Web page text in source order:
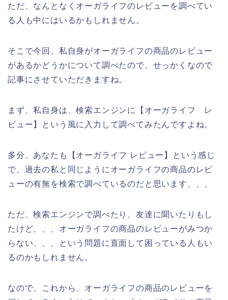
ただ、なんとなくオーガライフのレビューを調べてい
る人も中にはいるかもしれません。
そこで今回、私自身がオーガライフの商品のレビュー
があるかどうかについて調べたので、せっかくなので
記事にさせていただきますね。
まず、私自身は、検索エンジンに【オーガライフ レ
ビュー】という風に入力して調べてみたんですよね。
多分、あなたも【オーガライフ レビュー】という感じ
で、過去の私と同じようにオーガライフの商品のレビ
ューの有無を検索で調べているのだと思います、、、
ただ、検索エンジンで調べたり、友達に聞いたりもし
たけど、、、オーガライフの商品のレビューがみつか
らない、、、という問題に直面して困っている人もい
るのかもしれません。
なので、これから、オーガライフの商品のレビューを